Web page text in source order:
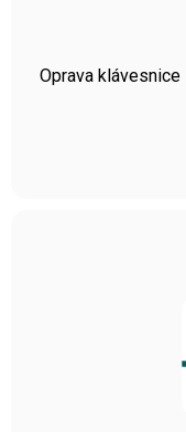
Oprava klávesnice